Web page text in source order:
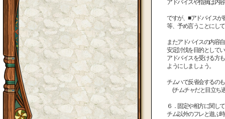
アドバイスや指摘は内
ですが、■アドバイスが
等、予め言うことにし
またアドバイスの内容
安定討伐を目的として
アドバイスを受ける方
ようにしましょう。
チムハで反省会するの
(チムチャだと目立ち
６．固定や相方に関して
チム以外のフレと遊ぶ